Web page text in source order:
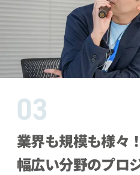
業界も規模も様々！
幅広い分野のプロ